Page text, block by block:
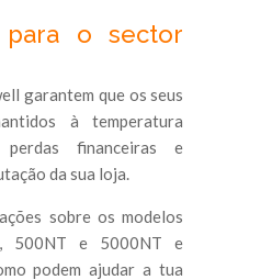
para o sector
garantem que os seus
à temperatura
financeiras e
da sua loja.
sobre os modelos
500NT e 5000NT e
podem ajudar a tua